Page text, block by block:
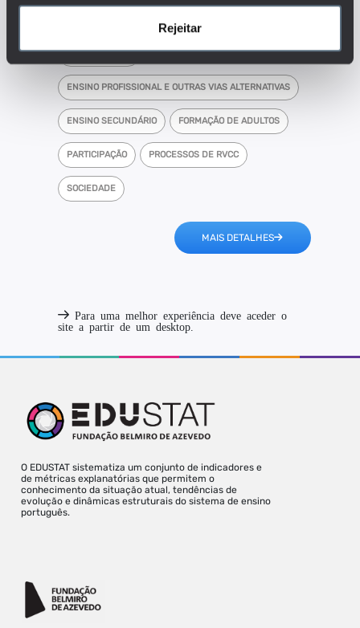
Rejeitar
ENSINO BÁSICO
ENSINO PROFISSIONAL E OUTRAS VIAS ALTERNATIVAS
ENSINO SECUNDÁRIO FORMAÇÃO DE ADULTOS
PARTICIPAÇÃO PROCESSOS DE RVCC
SOCIEDADE
MAIS DETALHES
Para uma melhor experiência deve aceder o
site a partir de um desktop.
O EDUSTAT sistematiza um conjunto de indicadores e
de métricas explanatórias que permitem o
conhecimento da situação atual, tendências de
evolução e dinâmicas estruturais do sistema de ensino
português.